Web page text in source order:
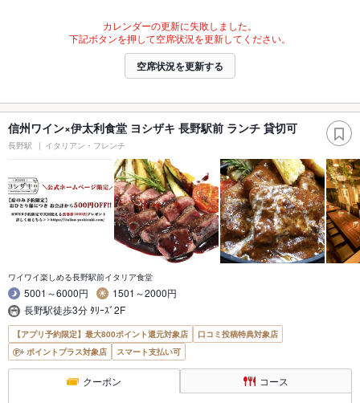
カレンダーの更新に失敗しました。
下記ボタンを押して空席状況を更新してください。
空席状況を更新する
信州ワイン×伊太利食堂 ヨシザキ 長野駅前 ランチ 貸切可
長野駅 イタリアン・フレンチ
ワイワイ楽しめる長野駅前イタリア食堂
5001～6000円
1501～2000円
長野駅徒歩3分 ﾀﾘｰｽﾞ2F
【アプリ予約限定】最大800ポイント還元対象店
口コミ投稿特典対象店
ポイントプラス対象店
スマート支払い可
クーポン コース